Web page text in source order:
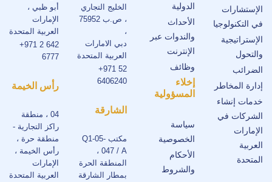
الإستشارات
في التكنولوجيا
الإستراتيجية
والتحول
الضرائب
إدارة المخاطر
خدمات إنشاء
الشركات في
الإمارات
العربية
المتحدة
الدولية
الأحداث
والندوات عبر
الإنترنت
وظائف
إخلاء
المسؤولية
سياسة
الخصوصية
الأحكام
والشروط
الخليج التجاري
، ص.ب 75952
،
دبي الامارات
العربية المتحدة
+971 52
6406240
الشارقة
مكتب Q1-05-
047 / A ،
المنطقة الحرة
بمطار الشارقة
أبو ظبي ،
الإمارات
العربية المتحدة
+971 2 642
6777
رأس الخيمة
04 ، منطقة
راكز التجارية -
منطقة حرة ،
رأس الخيمة ،
الإمارات
العربية المتحدة